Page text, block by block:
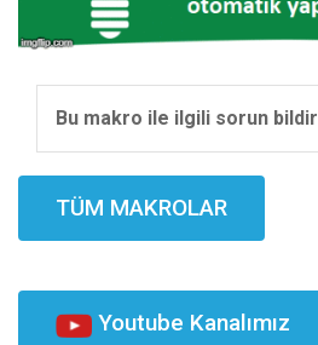
Bu makro ile ilgili sorun bildir
TÜM MAKROLAR
Youtube Kanalımız